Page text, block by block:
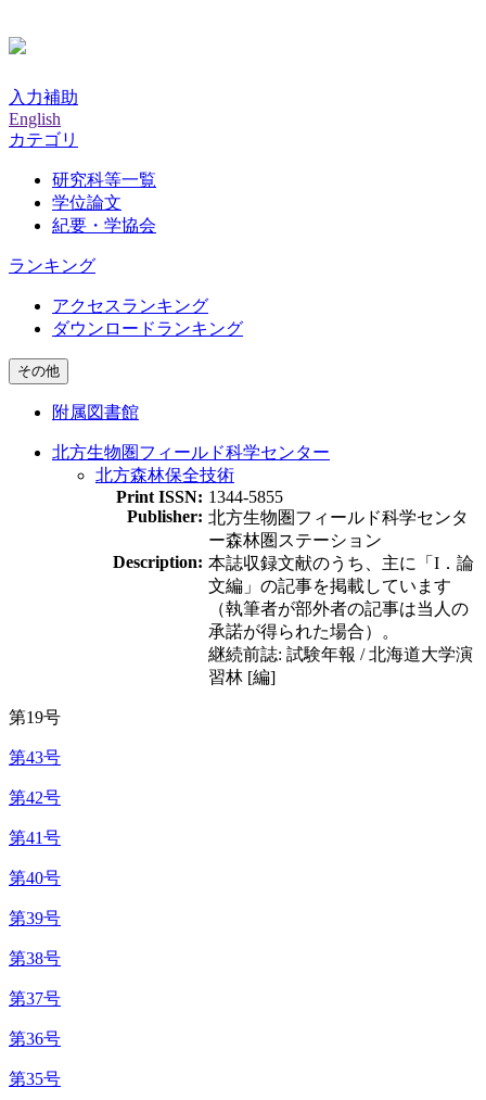
入力補助
English
カテゴリ
研究科等一覧
学位論文
紀要・学協会
ランキング
アクセスランキング
ダウンロードランキング
その他
附属図書館
北方生物圏フィールド科学センター
北方森林保全技術
Print ISSN: 1344-5855
Publisher: 北方生物圏フィールド科学センタ
ー森林圏ステーション
Description: 本誌収録文献のうち、主に「I．論
文編」の記事を掲載しています
（執筆者が部外者の記事は当人の
承諾が得られた場合）。
継続前誌: 試験年報 / 北海道大学演
習林 [編]
第19号
第43号
第42号
第41号
第40号
第39号
第38号
第37号
第36号
第35号